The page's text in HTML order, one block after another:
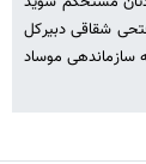
شقاقی دبیرکل
در یک عملیات به سازماندهی موساد